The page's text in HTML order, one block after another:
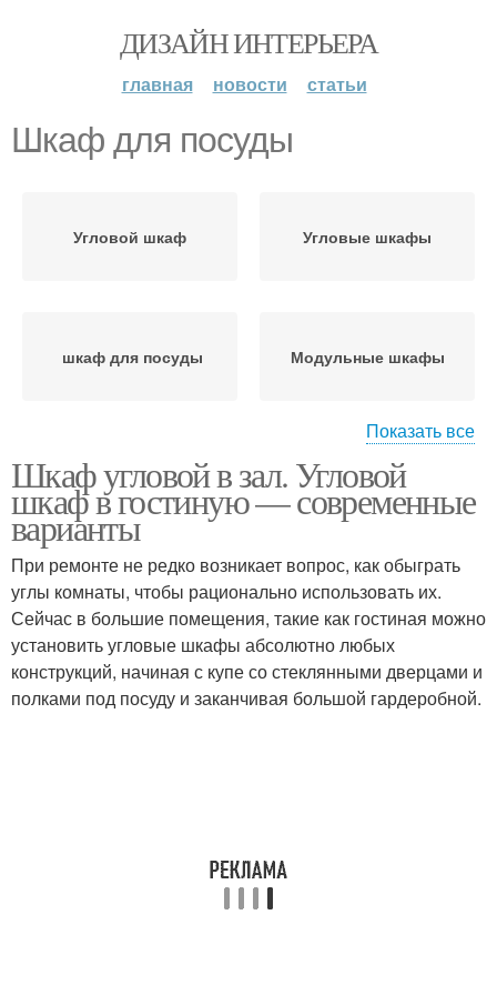
ДИЗАЙН ИНТЕРЬЕРА
главная новости статьи
Шкаф для посуды
Угловой шкаф Угловые шкафы
шкаф для посуды Модульные шкафы
Шкафы для гостиной
как
Шкаф в зал
Показать все
Шкаф угловой в зал. Угловой
шкаф в гостиную — современные
варианты
При ремонте не редко возникает вопрос, как обыграть
углы комнаты, чтобы рационально использовать их.
Сейчас в большие помещения, такие как гостиная можно
установить угловые шкафы абсолютно любых
конструкций, начиная с купе со стеклянными дверцами и
полками под посуду и заканчивая большой гардеробной.